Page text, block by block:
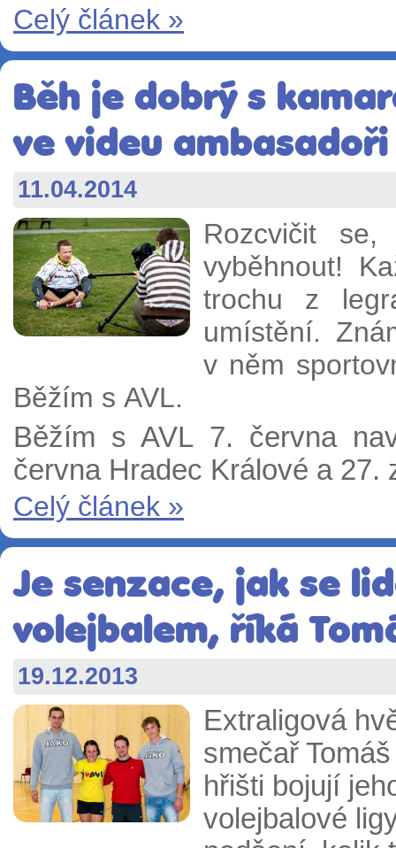
Celý článek »
Běh je dobrý s
ve videu ambasadoři
11.04.2014
Rozcvičit
vyběhnout!
trochu z
umístění.
v něm
Běžím s AVL.
Běžím s AVL 7. června
června Hradec Králové a 27.
Celý článek »
Je senzace, jak se
volejbalem, říká
19.12.2013
Extraligová
smečař
hřišti bojují
volejbalové